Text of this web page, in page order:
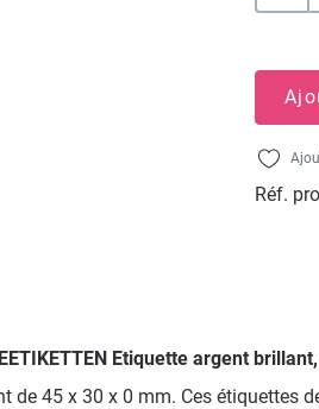
Réf.
Etiquette argent
45 x 30 x 0 mm. Ces étiquettes